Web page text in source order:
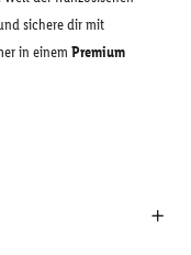
sichere dir mit
in einem Premium